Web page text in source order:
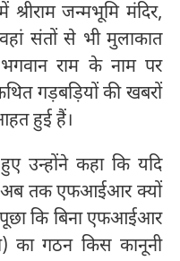
जन्मभूमि मंदिर,
संतों से भी मुलाकात
राम के नाम पर
गड़बड़ियों की खबरों
हुई हैं।
उन्होंने कहा कि यदि
अब तक एफआईआर क्यों
पूछा कि बिना एफआईआर
गठन किस कानूनी